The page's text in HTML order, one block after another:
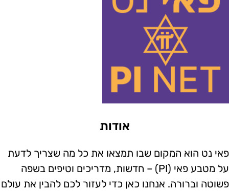
אודות
נט הוא המקום שבו תמצאו את כל מה שצריך לדעת
על מטבע פאי (PI) – חדשות, מדריכים וטיפים בשפה
וברורה. אנחנו כאן כדי לעזור לכם להבין את עולם